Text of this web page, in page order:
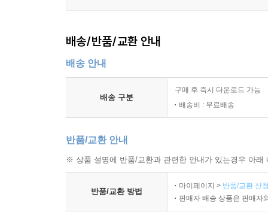
배송/반품/교환 안내
배송 안내
배송 구분
구매 후 즉시 다운로드 가능
배송비 : 무료배송
반품/교환 안내
※ 상품 설명에 반품/교환과 관련한 안내가 있는경우 아
반품/교환 방법
마이페이지 > 반품/교환 신
판매자 배송 상품은 판매자